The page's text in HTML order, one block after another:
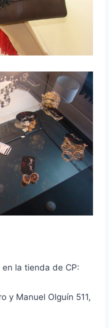
la tienda de CP:
y Manuel Olguín 511,